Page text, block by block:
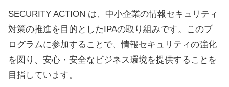
SECURITY ACTION は、中小企業の情報セキュリティ
対策の推進を目的としたIPAの取り組みです。このプ
ログラムに参加することで、情報セキュリティの強化
を図り、安心・安全なビジネス環境を提供することを
目指しています。